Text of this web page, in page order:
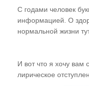
С годами человек
информацией. О
нормальной жизни
И вот что я хочу вам
лирическое